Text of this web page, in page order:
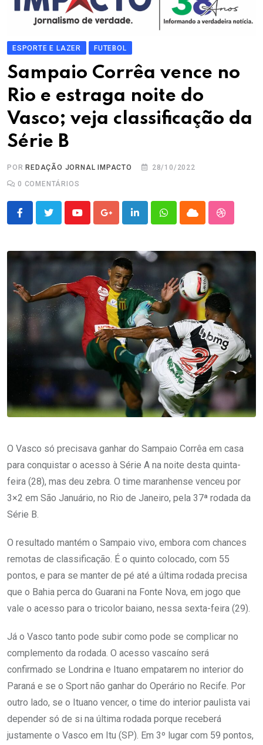
ESPORTE E LAZER FUTEBOL
Sampaio Corrêa vence no
Rio e estraga noite do
Vasco; veja classificação da
Série B
POR REDAÇÃO JORNAL IMPACTO
28/10/2022
0 COMENTÁRIOS
YoutubeGoogle+LinkedInWhatsappCloud
O Vasco só precisava ganhar do Sampaio Corrêa em casa
para conquistar o acesso à Série A na noite desta quinta-
feira (28), mas deu zebra. O time maranhense venceu por
3×2 em São Januário, no Rio de Janeiro, pela 37ª rodada da
Série B.
O resultado mantém o Sampaio vivo, embora com chances
remotas de classificação. É o quinto colocado, com 55
pontos, e para se manter de pé até a última rodada precisa
que o Bahia perca do Guarani na Fonte Nova, em jogo que
vale o acesso para o tricolor baiano, nessa sexta-feira (29).
Já o Vasco tanto pode subir como pode se complicar no
complemento da rodada. O acesso vascaíno será
confirmado se Londrina e Ituano empatarem no interior do
Paraná e se o Sport não ganhar do Operário no Recife. Por
outro lado, se o Ituano vencer, o time do interior paulista vai
depender só de si na última rodada porque receberá
justamente o Vasco em Itu (SP). Em 3º lugar com 59 pontos,